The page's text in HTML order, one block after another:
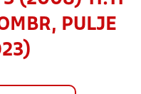
PULJE